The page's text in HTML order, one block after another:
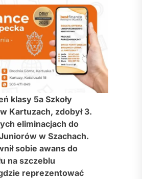
klasy 5a Szkoły
Kartuzach, zdobył 3.
eliminacjach do
w Szachach.
sobie awans do
na szczeblu
reprezentować